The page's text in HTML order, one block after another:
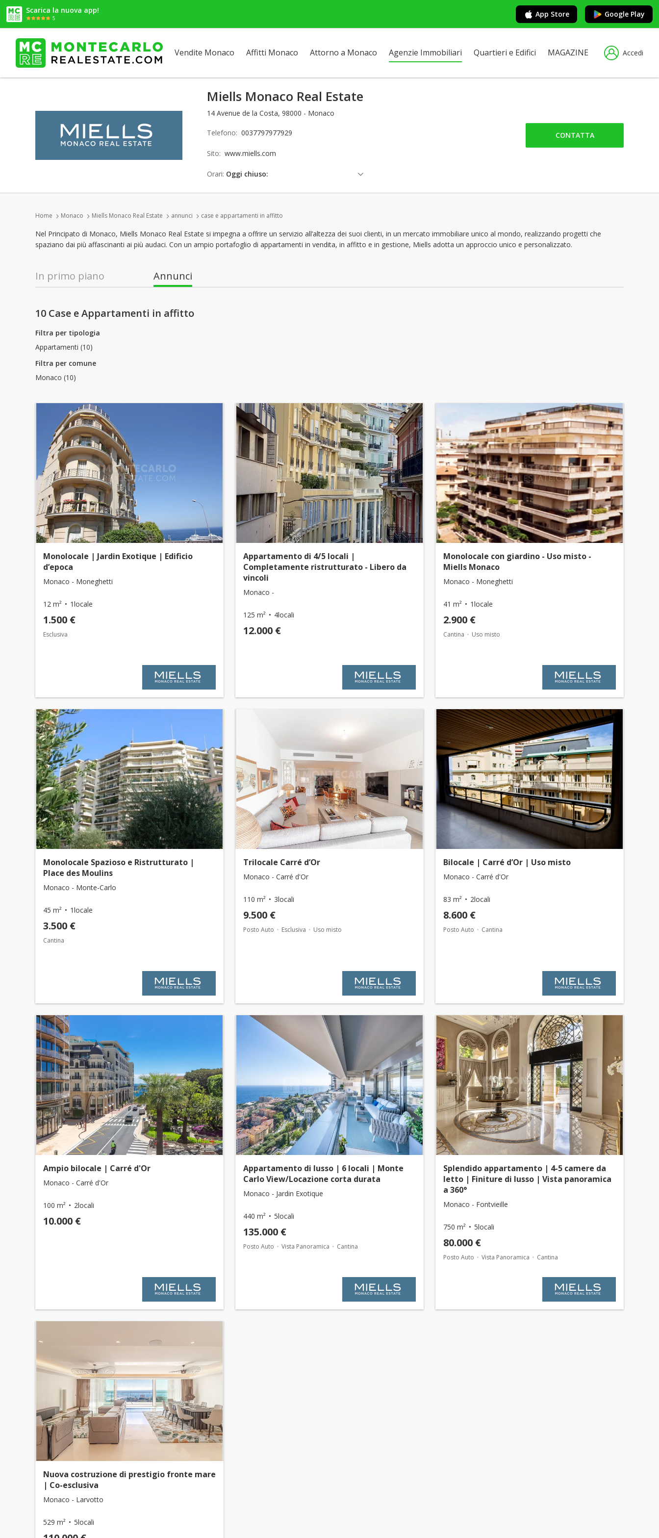
Scarica la nuova app!
5 App Store Google Play
Vendite Monaco Affitti Monaco Attorno a Monaco Agenzie Immobiliari Quartieri e Edifici MAGAZINE Accedi
Miells Monaco Real Estate
14 Avenue de la Costa, 98000 - Monaco
Telefono: 0037797977929
Sito: www.miells.com
Orari: Oggi chiuso:
martedì: 09:00 - 18:30
mercoledì: 09:00 - 18:30
giovedì: 09:00 - 18:30
CONTATTA
Home Monaco Miells Monaco Real Estate annunci case e appartamenti in affitto
Nel Principato di Monaco, Miells Monaco Real Estate si impegna a offrire un servizio all’altezza dei suoi clienti, in un mercato immobiliare unico al mondo, realizzando progetti che
spaziano dai più affascinanti ai più audaci. Con un ampio portafoglio di appartamenti in vendita, in affitto e in gestione, Miells adotta un approccio unico e personalizzato.
In primo piano Annunci
10 Case e Appartamenti in affitto
Filtra per tipologia
Appartamenti (10)
Filtra per comune
Monaco (10)
Monolocale | Jardin Exotique | Edificio
d’epoca
Monaco - Moneghetti
12 m² 1locale
1.500 €
Esclusiva
Appartamento di 4/5 locali |
Completamente ristrutturato - Libero da
vincoli
Monaco -
125 m² 4locali
12.000 €
Monolocale con giardino - Uso misto -
Miells Monaco
Monaco - Moneghetti
41 m² 1locale
2.900 €
Cantina Uso misto
Monolocale Spazioso e Ristrutturato |
Place des Moulins
Monaco - Monte-Carlo
45 m² 1locale
3.500 €
Cantina
Trilocale Carré d’Or
Monaco - Carré d'Or
110 m² 3locali
9.500 €
Posto Auto Esclusiva Uso misto
Bilocale | Carré d’Or | Uso misto
Monaco - Carré d'Or
83 m² 2locali
8.600 €
Posto Auto Cantina
Ampio bilocale | Carré d'Or
Monaco - Carré d'Or
100 m² 2locali
10.000 €
Appartamento di lusso | 6 locali | Monte
Carlo View/Locazione corta durata
Monaco - Jardin Exotique
440 m² 5locali
135.000 €
Posto Auto Vista Panoramica Cantina
Splendido appartamento | 4-5 camere da
letto | Finiture di lusso | Vista panoramica
a 360°
Monaco - Fontvieille
750 m² 5locali
80.000 €
Posto Auto Vista Panoramica Cantina
Nuova costruzione di prestigio fronte mare
| Co-esclusiva
Monaco - Larvotto
529 m² 5locali